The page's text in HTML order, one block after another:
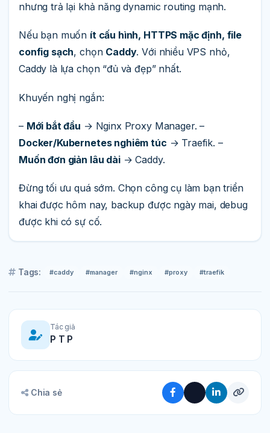
nhưng trả lại khả năng dynamic routing mạnh.
Nếu bạn muốn ít cấu hình, HTTPS mặc định, file
config sạch, chọn Caddy. Với nhiều VPS nhỏ,
Caddy là lựa chọn “đủ và đẹp” nhất.
Khuyến nghị ngắn:
– Mới bắt đầu → Nginx Proxy Manager. –
Docker/Kubernetes nghiêm túc → Traefik. –
Muốn đơn giản lâu dài→ Caddy.
Đừng tối ưu quá sớm. Chọn công cụ làm bạn triển
khai được hôm nay, backup được ngày mai, debug
được khi có sự cố.
Tags: #caddy #manager #nginx #proxy #traefik
Tác giả
P T P
Chia sẻ